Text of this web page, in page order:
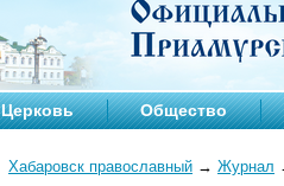
Церковь Общество
Хабаровск православный → Журнал